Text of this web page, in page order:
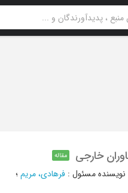
خارجی مقاله
نویسنده مسئول : فرهادی، مریم؛